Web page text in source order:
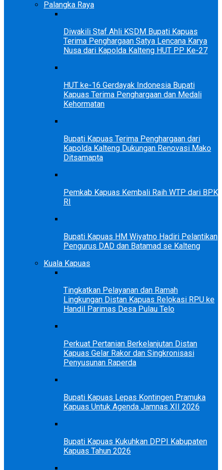
Palangka Raya
Diwakili Staf Ahli KSDM Bupati Kapuas
Terima Penghargaan Satya Lencana Karya
Nusa dari Kapolda Kalteng HUT PP Ke-27
HUT ke-16 Gerdayak Indonesia Bupati
Kapuas Terima Penghargaan dan Medali
Kehormatan
Bupati Kapuas Terima Penghargaan dari
Kapolda Kalteng Dukungan Renovasi Mako
Ditsamapta
Pemkab Kapuas Kembali Raih WTP dari BPK
RI
Bupati Kapuas HM Wiyatno Hadiri Pelantikan
Pengurus DAD dan Batamad se Kalteng
Kuala Kapuas
Tingkatkan Pelayanan dan Ramah
Lingkungan Distan Kapuas Relokasi RPU ke
Handil Parimas Desa Pulau Telo
Perkuat Pertanian Berkelanjutan Distan
Kapuas Gelar Rakor dan Singkronisasi
Penyusunan Raperda
Bupati Kapuas Lepas Kontingen Pramuka
Kapuas Untuk Agenda Jamnas XII 2026
Bupati Kapuas Kukuhkan DPPI Kabupaten
Kapuas Tahun 2026